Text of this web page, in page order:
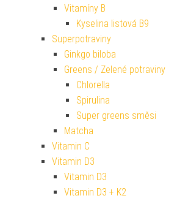
Vitamíny B
Kyselina listová B9
Superpotraviny
Ginkgo biloba
Greens / Zelené potraviny
Chlorella
Spirulina
Super greens směsi
Matcha
Vitamin C
Vitamin D3
Vitamin D3
Vitamin D3 + K2